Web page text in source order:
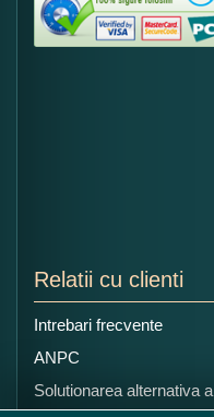
Relatii cu clienti
Intrebari frecvente
ANPC
Solutionarea alternativa a